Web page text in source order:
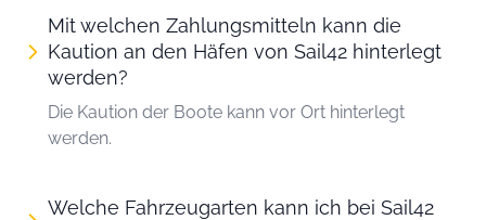
Mit welchen Zahlungsmitteln kann die
Kaution an den Häfen von Sail42 hinterlegt
werden?
Die Kaution der Boote kann vor Ort hinterlegt
werden.
Welche Fahrzeugarten kann ich bei Sail42